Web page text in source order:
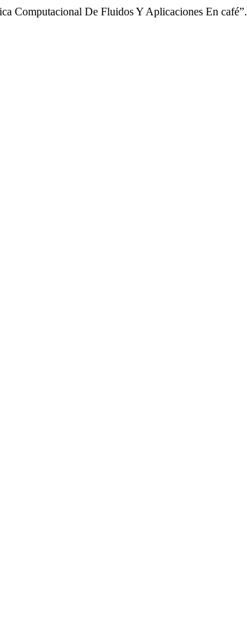
Computacional De Fluidos Y Aplicaciones En café”.